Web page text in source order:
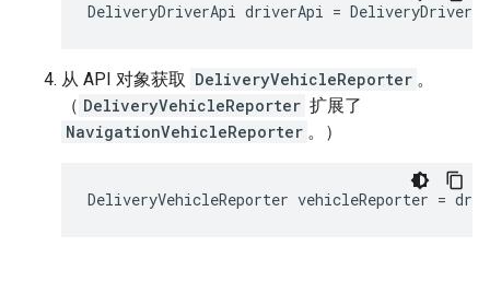
DeliveryDriverApi driverApi =
从 API 对象获取 DeliveryVehicleReporter 。
（ DeliveryVehicleReporter 扩展了
NavigationVehicleReporter 。）
DeliveryVehicleReporter vehicleReporter =